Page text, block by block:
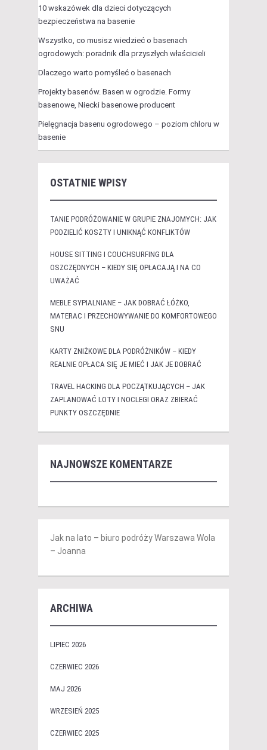
10 wskazówek dla dzieci dotyczących
bezpieczeństwa na basenie
Wszystko, co musisz wiedzieć o basenach
ogrodowych: poradnik dla przyszłych właścicieli
Dlaczego warto pomyśleć o basenach
Projekty basenów. Basen w ogrodzie. Formy
basenowe, Niecki basenowe producent
Pielęgnacja basenu ogrodowego – poziom chloru w
basenie
OSTATNIE WPISY
TANIE PODRÓŻOWANIE W GRUPIE ZNAJOMYCH: JAK
PODZIELIĆ KOSZTY I UNIKNĄĆ KONFLIKTÓW
HOUSE SITTING I COUCHSURFING DLA
OSZCZĘDNYCH – KIEDY SIĘ OPŁACAJĄ I NA CO
UWAŻAĆ
MEBLE SYPIALNIANE – JAK DOBRAĆ ŁÓŻKO,
MATERAC I PRZECHOWYWANIE DO KOMFORTOWEGO
SNU
KARTY ZNIŻKOWE DLA PODRÓŻNIKÓW – KIEDY
REALNIE OPŁACA SIĘ JE MIEĆ I JAK JE DOBRAĆ
TRAVEL HACKING DLA POCZĄTKUJĄCYCH – JAK
ZAPLANOWAĆ LOTY I NOCLEGI ORAZ ZBIERAĆ
PUNKTY OSZCZĘDNIE
NAJNOWSZE KOMENTARZE
Jak na lato – biuro podróży Warszawa Wola
– Joanna
ARCHIWA
LIPIEC 2026
CZERWIEC 2026
MAJ 2026
WRZESIEŃ 2025
CZERWIEC 2025